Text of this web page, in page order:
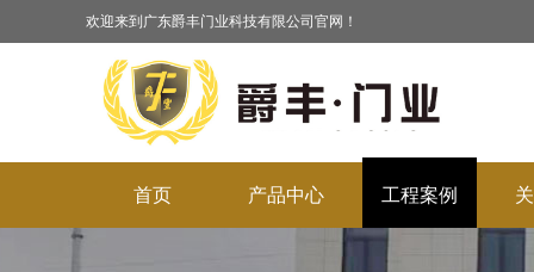
欢迎来到广东爵丰门业科技有限公司官网！
首页 产品中心 工程案例